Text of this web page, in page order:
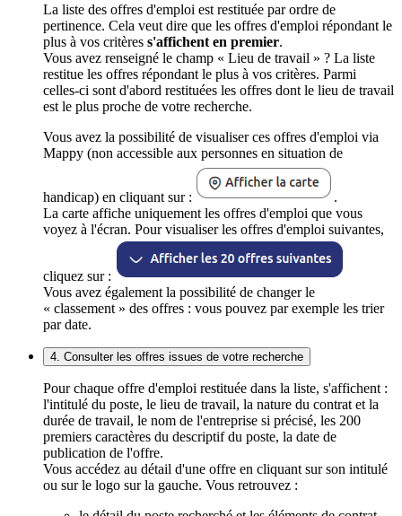
La liste des offres d'emploi est restituée par ordre de
pertinence. Cela veut dire que les offres d'emploi répondant le
plus à vos critères s'affichent en premier.
Vous avez renseigné le champ « Lieu de travail » ? La liste
restitue les offres répondant le plus à vos critères. Parmi
celles-ci sont d'abord restituées les offres dont le lieu de travail
est le plus proche de votre recherche.
Vous avez la possibilité de visualiser ces offres d'emploi via
Mappy (non accessible aux personnes en situation de
handicap) en cliquant sur :
.
La carte affiche uniquement les offres d'emploi que vous
voyez à l'écran. Pour visualiser les offres d'emploi suivantes,
cliquez sur :
Vous avez également la possibilité de changer le
« classement » des offres : vous pouvez par exemple les trier
par date.
4. Consulter les offres issues de votre recherche
Pour chaque offre d'emploi restituée dans la liste, s'affichent :
l'intitulé du poste, le lieu de travail, la nature du contrat et la
durée de travail, le nom de l'entreprise si précisé, les 200
premiers caractères du descriptif du poste, la date de
publication de l'offre.
Vous accédez au détail d'une offre en cliquant sur son intitulé
ou sur le logo sur la gauche. Vous retrouvez :